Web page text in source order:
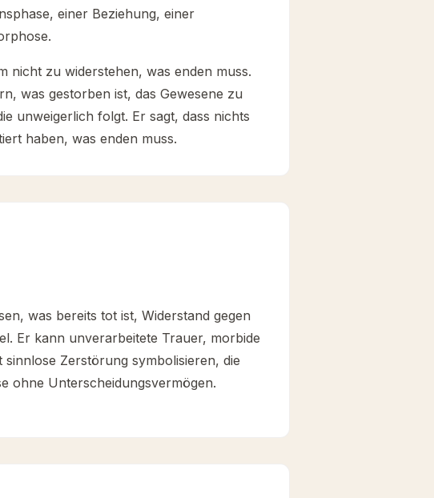
einer Beziehung, einer
nicht zu widerstehen, was enden muss.
was gestorben ist, das Gewesene zu
unweigerlich folgt. Er sagt, dass nichts
haben, was enden muss.
was bereits tot ist, Widerstand gegen
Er kann unverarbeitete Trauer, morbide
Zerstörung symbolisieren, die
ohne Unterscheidungsvermögen.